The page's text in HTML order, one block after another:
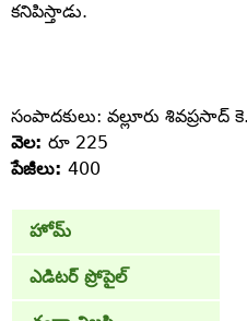
కనిపిస్తాడు.
సంపాదకులు: వల్లూరు శివప్రసాద్‌
వెల: రూ 225
పేజీలు: 400
హోమ్
ఎడిటర్ ప్రోపైల్